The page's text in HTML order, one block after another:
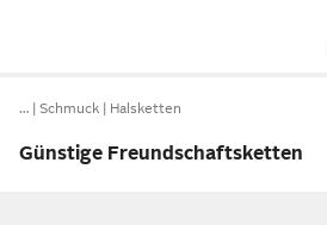
… Schmuck Halsketten
Günstige Freundschaftsketten